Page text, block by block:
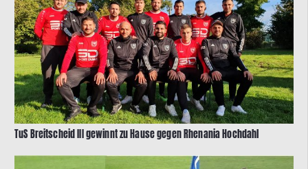
TuS Breitscheid III gewinnt zu Hause gegen Rhenania Hochdahl